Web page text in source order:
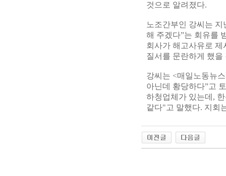
것으로 알려졌다.
노조간부인 강씨는
해 주겠다”는 회유를
회사가 해고사유로
질서를 문란하게 했
강씨는 <매일노동뉴
아닌데 황당하다”고
하청업체가 있는데,
같다"고 말했다. 지회